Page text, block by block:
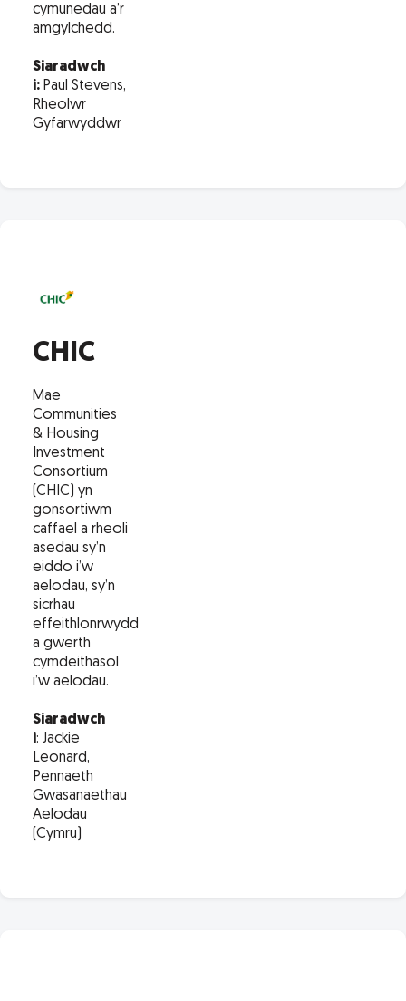
cymunedau a’r
amgylchedd.
Siaradwch
i: Paul Stevens,
Rheolwr
Gyfarwyddwr
CHIC
Mae
Communities
& Housing
Investment
Consortium
(CHIC) yn
gonsortiwm
caffael a rheoli
asedau sy’n
eiddo i’w
aelodau, sy’n
sicrhau
effeithlonrwydd
a gwerth
cymdeithasol
i’w aelodau.
Siaradwch
i: Jackie
Leonard,
Pennaeth
Gwasanaethau
Aelodau
(Cymru)